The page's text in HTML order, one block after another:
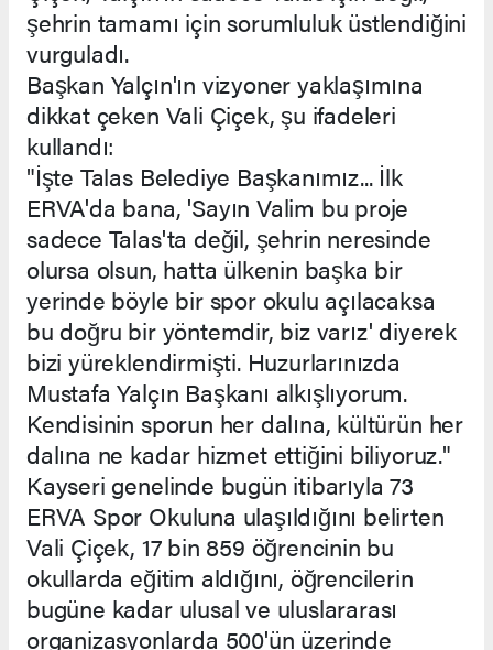
şehrin tamamı için sorumluluk üstlendiğini
vurguladı.
Başkan Yalçın'ın vizyoner yaklaşımına
dikkat çeken Vali Çiçek, şu ifadeleri
kullandı:
"İşte Talas Belediye Başkanımız... İlk
ERVA'da bana, 'Sayın Valim bu proje
sadece Talas'ta değil, şehrin neresinde
olursa olsun, hatta ülkenin başka bir
yerinde böyle bir spor okulu açılacaksa
bu doğru bir yöntemdir, biz varız' diyerek
bizi yüreklendirmişti. Huzurlarınızda
Mustafa Yalçın Başkanı alkışlıyorum.
Kendisinin sporun her dalına, kültürün her
dalına ne kadar hizmet ettiğini biliyoruz."
Kayseri genelinde bugün itibarıyla 73
ERVA Spor Okuluna ulaşıldığını belirten
Vali Çiçek, 17 bin 859 öğrencinin bu
okullarda eğitim aldığını, öğrencilerin
bugüne kadar ulusal ve uluslararası
organizasyonlarda 500'ün üzerinde